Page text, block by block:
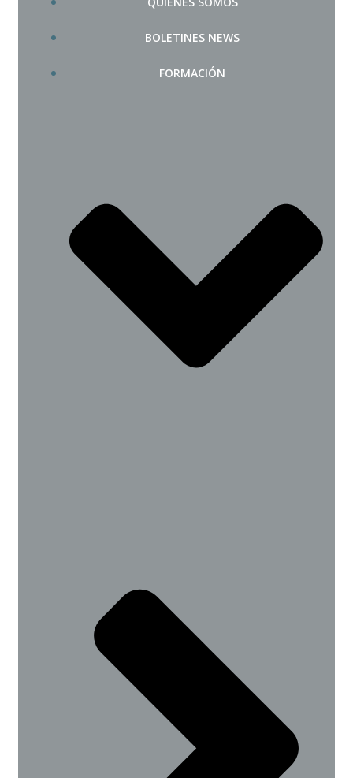
BOLETINES NEWS
FORMACIÓN